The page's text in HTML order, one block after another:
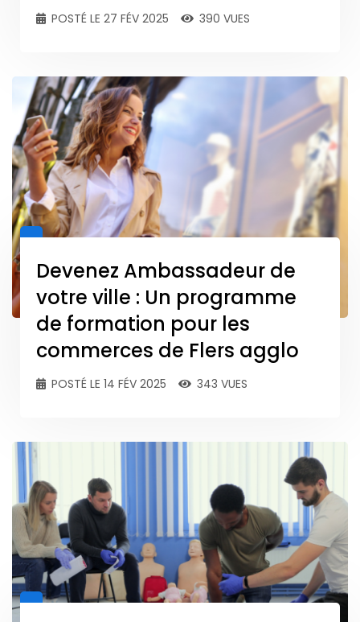
POSTÉ LE 27 FÉV 2025 390 VUES
Devenez Ambassadeur de
votre ville : Un programme
de formation pour les
commerces de Flers agglo
POSTÉ LE 14 FÉV 2025 343 VUES